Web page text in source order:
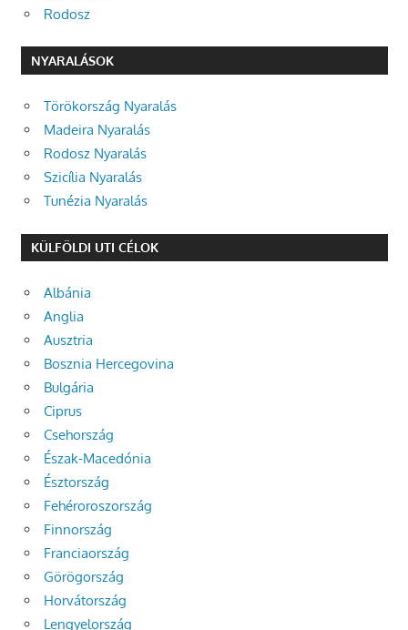
Rodosz
NYARALÁSOK
Törökország Nyaralás
Madeira Nyaralás
Rodosz Nyaralás
Szicília Nyaralás
Tunézia Nyaralás
KÜLFÖLDI UTI CÉLOK
Albánia
Anglia
Ausztria
Bosznia Hercegovina
Bulgária
Ciprus
Csehország
Észak-Macedónia
Észtország
Fehéroroszország
Finnország
Franciaország
Görögország
Horvátország
Lengyelország